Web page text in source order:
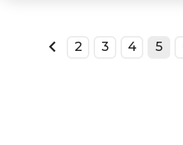
prev
2 3 4 5